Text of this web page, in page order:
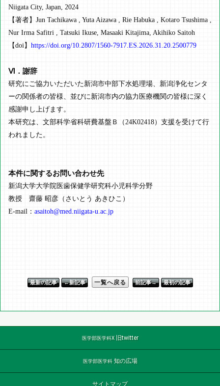
Niigata City, Japan, 2024
【著者】Jun Tachikawa , Yuta Aizawa , Rie Habuka , Kotaro Tsushima ,
Nur Irma Safitri , Tatsuki Ikuse, Masaaki Kitajima, Akihiko Saitoh
【doi】 https://doi.org/10.2807/1560-7917.ES.2026.31.20.2500779
Ⅵ．謝辞
研究にご協力いただいた新潟市中部下水処理場、新潟浄化センタ
ーの関係者の皆様、並びに新潟市内の協力医療機関の皆様に深く
感謝申し上げます。
本研究は、文部科学省科研費基盤Ｂ（24K02418）支援を受けて行
われました。
本件に関するお問い合わせ先
新潟大学大学院医歯保健学研究科小児科学分野
教授 齋藤 昭彦（さいとう あきひこ）
E-mail： asaitoh@med.niigata-u.ac.jp
最新の記事 ←新記事 一覧へ戻る 前記事→ 最初の記事
医学部医学科X旧twitter
医学部医学科知の広場
サイトマップ